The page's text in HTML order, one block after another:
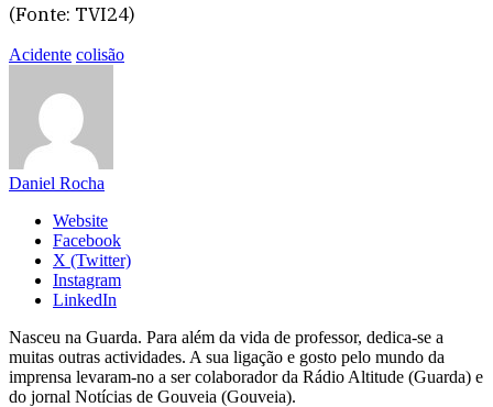
(Fonte: TVI24)
Acidente colisão
Daniel Rocha
Website
Facebook
X (Twitter)
Instagram
LinkedIn
Nasceu na Guarda. Para além da vida de professor, dedica-se a
muitas outras actividades. A sua ligação e gosto pelo mundo da
imprensa levaram-no a ser colaborador da Rádio Altitude (Guarda) e
do jornal Notícias de Gouveia (Gouveia).